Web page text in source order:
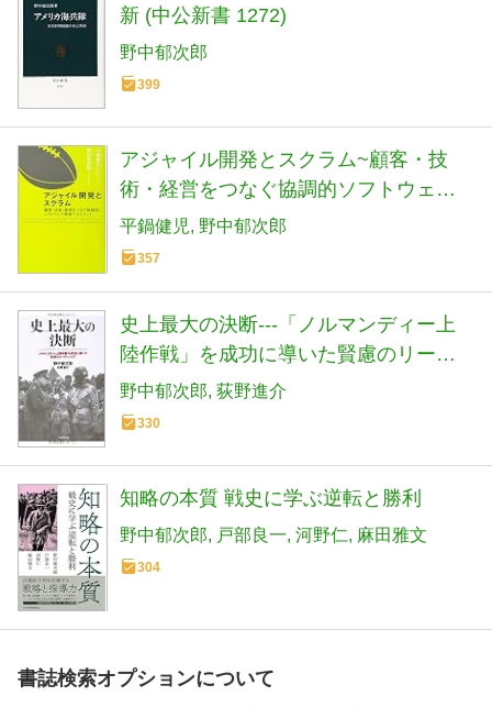
新 (中公新書 1272)
野中郁次郎
399
アジャイル開発とスクラム~顧客・技
術・経営をつなぐ協調的ソフトウェア
開発マネジメント
平鍋健児 野中郁次郎
357
史上最大の決断---「ノルマンディー上
陸作戦」を成功に導いた賢慮のリーダ
ーシップ
野中郁次郎 荻野進介
330
知略の本質 戦史に学ぶ逆転と勝利
野中郁次郎 戸部良一 河野仁 麻田雅文
304
書誌検索オプションについて